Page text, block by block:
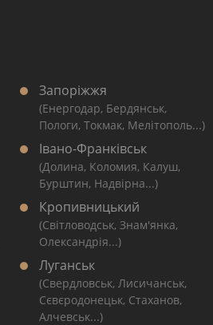
Запоріжжя
(Енергодар, Бердянськ,
Пологи, Токмак, Мелітополь...)
Івано-Франківськ
(Долина, Коломия, Калуш,
Бурштин, Надвірна...)
Кропивницький
(Світловодськ, Знам'янка,
Олександрія...)
Луганськ
(Свердловськ, Лисичанськ,
Сєвєродонецьк, Стаханов,
Алчевськ...)